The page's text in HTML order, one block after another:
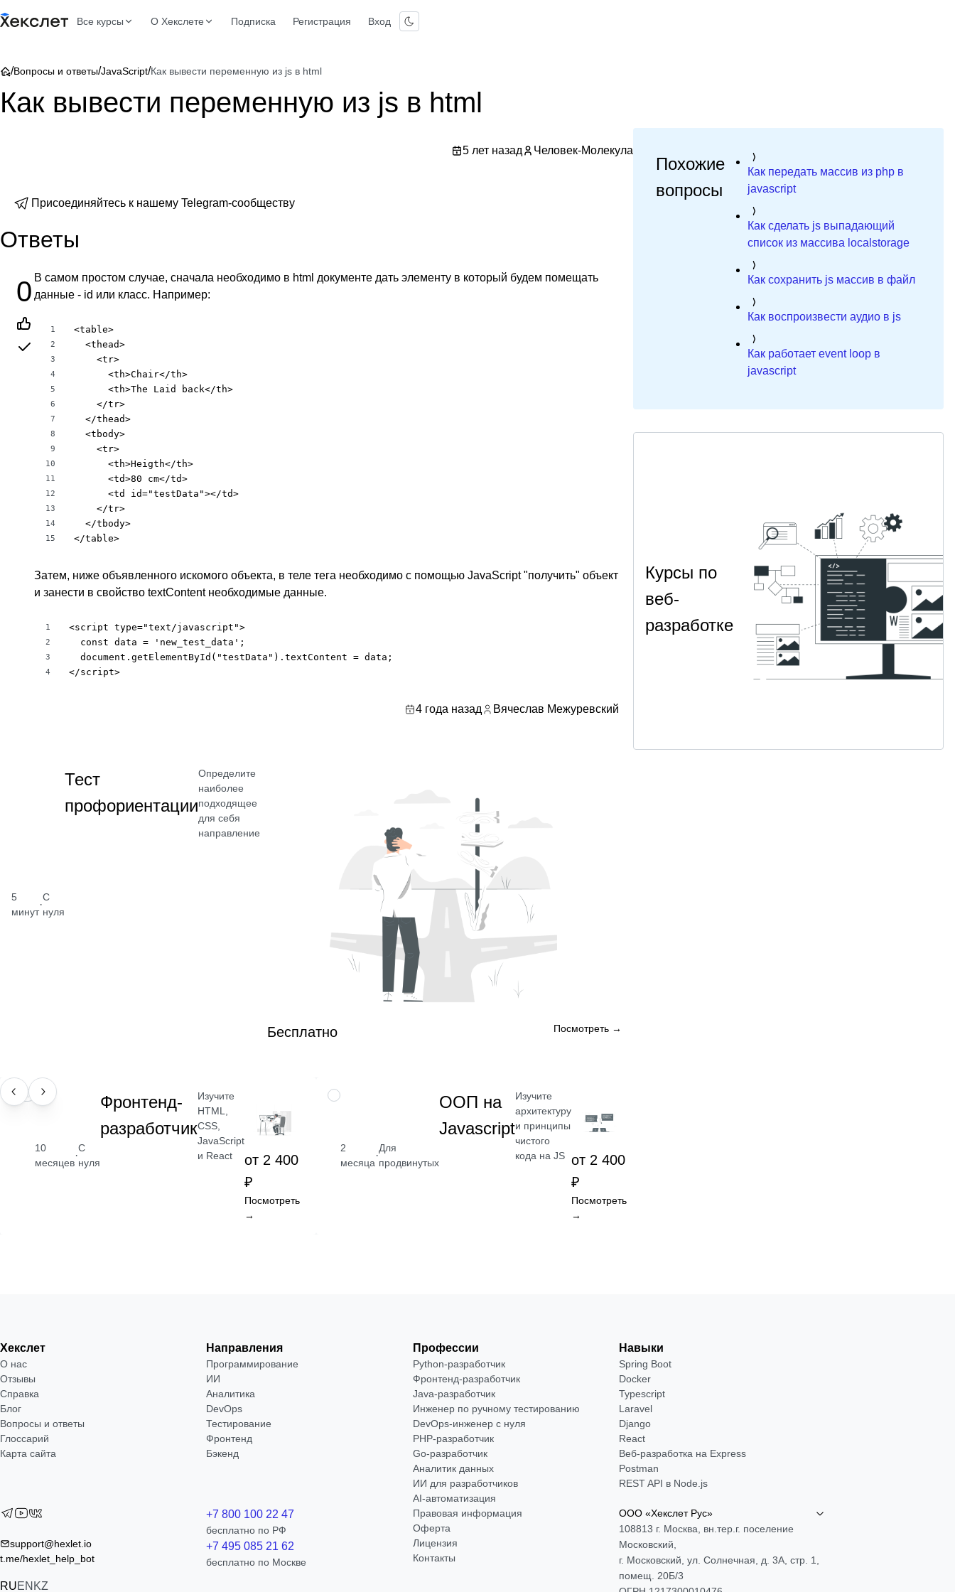
Все курсы О Хекслете Подписка Регистрация Вход
/Вопросы и ответы/JavaScript/Как вывести переменную из js в html
Как вывести переменную из js в html
5 лет назад Человек-Молекула
Присоединяйтесь к нашему Telegram-сообществу
Ответы
0 В самом простом случае, сначала необходимо в html документе дать элементу в который будем помещать
данные - id или класс. Например:
1
2
3
4
5
6
7
8
9
10
11
12
13
14
15
<table>
  <thead>
    <tr>
      <th>Chair</th>
      <th>The Laid back</th>
    </tr>
  </thead>
  <tbody>
    <tr>
      <th>Heigth</th>
      <td>80 cm</td>
      <td id="testData"></td>
    </tr>
  </tbody>
</table>
Затем, ниже объявленного искомого объекта, в теле тега необходимо с помощью JavaScript "получить" объект
и занести в свойство textContent необходимые данные.
1
2
3
4
<script type="text/javascript">
  const data = 'new_test_data';
  document.getElementById("testData").textContent = data;
</script>
4 года назад Вячеслав Межуревский
5
минут
·
С
нуля
Тест
профориентации
Определите
наиболее
подходящее
для себя
направление
Бесплатно Посмотреть →
ПРОФЕССИЯ
10
месяцев
·
С
нуля
Фронтенд-
разработчик
Изучите
HTML,
CSS,
JavaScript
и React
от 2 400
₽
Посмотреть
→
НАВЫК
2
месяца
·
Для
продвинутых
ООП на
Javascript
Изучите
архитектуру
и принципы
чистого
кода на JS от 2 400
₽
Посмотреть
→
Похожие
вопросы
Как передать массив из php в
javascript
Как сделать js выпадающий
список из массива localstorage
Как сохранить js массив в файл
Как воспроизвести аудио в js
Как работает event loop в
javascript
Курсы по
веб-
разработке
Хекслет
О нас
Отзывы
Справка
Блог
Вопросы и ответы
Глоссарий
Карта сайта
Направления
Программирование
ИИ
Аналитика
DevOps
Тестирование
Фронтенд
Бэкенд
Профессии
Python-разработчик
Фронтенд-разработчик
Java-разработчик
Инженер по ручному тестированию
DevOps-инженер с нуля
РНР-разработчик
Go-разработчик
Аналитик данных
ИИ для разработчиков
AI-автоматизация
Навыки
Spring Boot
Docker
Typescript
Laravel
Django
React
Веб-разработка на Express
Postman
REST API в Node.js
support@hexlet.io
t.me/hexlet_help_bot
RUEN KZ
+7 800 100 22 47
бесплатно по РФ
+7 495 085 21 62
бесплатно по Москве
Правовая информация
Оферта
Лицензия
Контакты
ООО «Хекслет Рус»
108813 г. Москва, вн.тер.г. поселение
Московский,
г. Московский, ул. Солнечная, д. 3А, стр. 1,
помещ. 20Б/3